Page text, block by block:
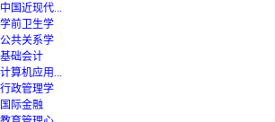
中国近现代...
学前卫生学
公共关系学
基础会计
计算机应用...
行政管理学
国际金融